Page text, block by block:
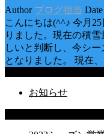
Author ブログ担当 Date
こんにちは(^^♪ 今月
りました。現在の積
しいと判断し、今シ
となりました。 現在
お知らせ